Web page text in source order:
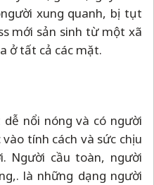
xung quanh, bị tụt
mới sản sinh từ một xã
ở tất cả các mặt.
nổi nóng và có người
tính cách và sức chịu
Người cầu toàn, người
là những dạng người